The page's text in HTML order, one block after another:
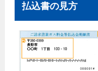
保安体制
保安体制について
ガス設備安全点検について
払込書の見方